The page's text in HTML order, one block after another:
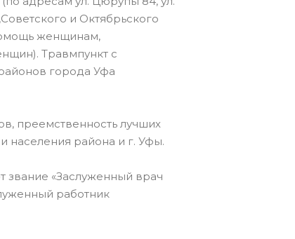
и Октябрьского
женщинам,
Травмпункт с
города Уфа
преемственность лучших
населения района и г. Уфы.
звание «Заслуженный врач
работник